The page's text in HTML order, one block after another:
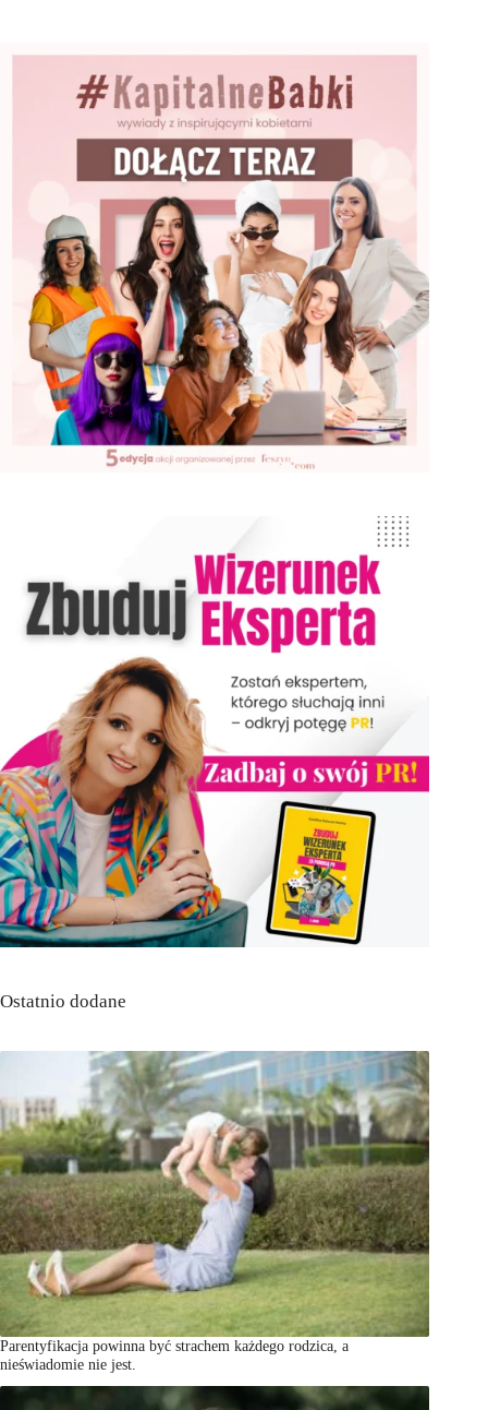
Ostatnio dodane
Parentyfikacja powinna być strachem każdego rodzica, a
nieświadomie nie jest.